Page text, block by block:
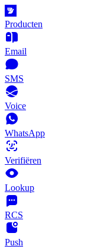
Producten
Email
SMS
Voice
WhatsApp
Verifiëren
Lookup
RCS
Push